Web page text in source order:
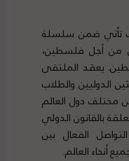
تأتي ضمن سلسلة
من أجل فلسطين،
يعقد الملتقى
الدوليين والطلاب
مختلف دول العالم
بالقانون الدولي
الفعال بين
أنحاء العالم.